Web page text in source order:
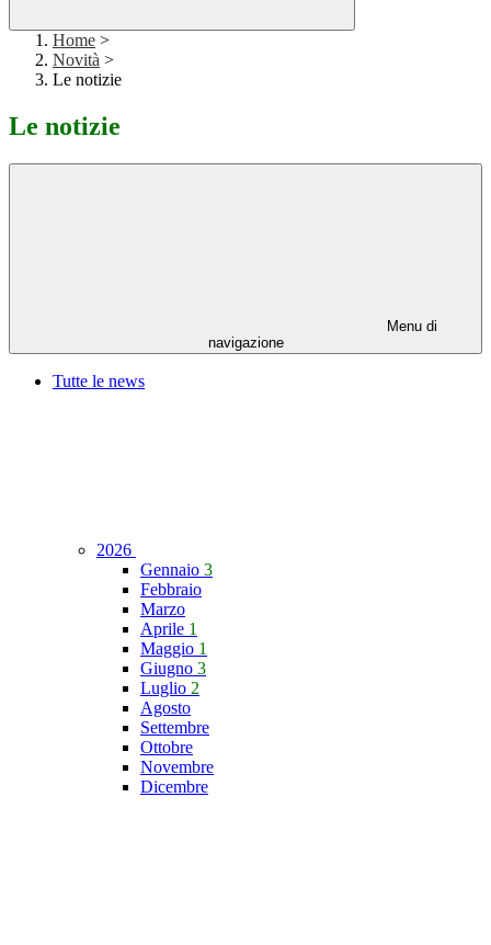
Home >
Novità >
Le notizie
Le notizie
Menu di
navigazione
Tutte le news
2026
Gennaio 3
Febbraio
Marzo
Aprile 1
Maggio 1
Giugno 3
Luglio 2
Agosto
Settembre
Ottobre
Novembre
Dicembre